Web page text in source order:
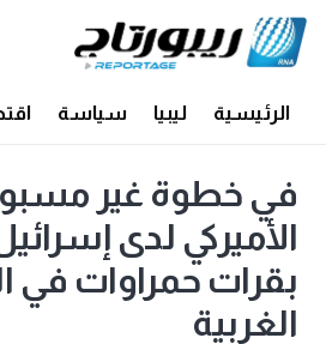
الرئيسية ليبيا سياسة
في خطوة غير
بقرات حمراوات في
الغربية